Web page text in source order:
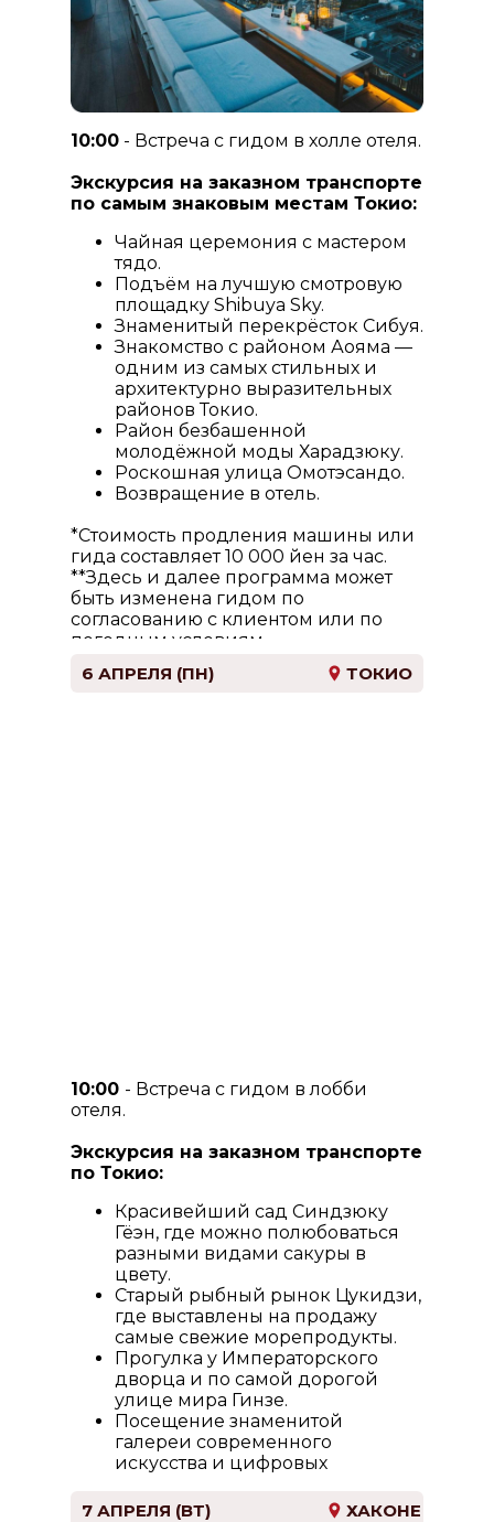
10:00 - Встреча с гидом в холле отеля.
Экскурсия на заказном транспорте
по самым знаковым местам Токио:
Чайная церемония с мастером
тядо.
Подъём на лучшую смотровую
площадку Shibuya Sky.
Знаменитый перекрёсток Сибуя.
Знакомство с районом Аояма —
одним из самых стильных и
архитектурно выразительных
районов Токио.
Район безбашенной
молодёжной моды Харадзюку.
Роскошная улица Омотэсандо.
Возвращение в отель.
*Стоимость продления машины или
гида составляет 10 000 йен за час.
**Здесь и далее программа может
быть изменена гидом по
согласованию с клиентом или по
погодным условиям.
10:00 - Встреча с гидом в лобби
отеля.
Экскурсия на заказном транспорте
по Токио:
Красивейший сад Синдзюку
Гёэн, где можно полюбоваться
разными видами сакуры в
цвету.
Старый рыбный рынок Цукидзи,
где выставлены на продажу
самые свежие морепродукты.
Прогулка у Императорского
дворца и по самой дорогой
улице мира Гинзе.
Посещение знаменитой
галереи современного
искусства и цифровых
Возвращение в отель.
6 АПРЕЛЯ (ПН) ТОКИО
7 АПРЕЛЯ (ВТ) ХАКОНЕ